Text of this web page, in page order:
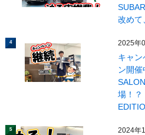
改めて
4 2025年
キャン
ン開
場！？
5 2024年